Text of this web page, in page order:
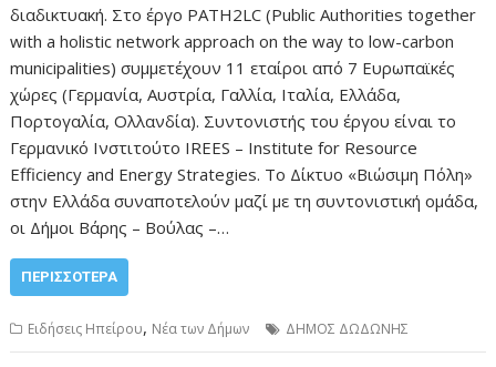
διαδικτυακή. Στο έργο PATH2LC (Public Authorities together
with a holistic network approach on the way to low-carbon
municipalities) συμμετέχουν 11 εταίροι από 7 Ευρωπαϊκές
χώρες (Γερμανία, Αυστρία, Γαλλία, Ιταλία, Ελλάδα,
Πορτογαλία, Ολλανδία). Συντονιστής του έργου είναι το
Γερμανικό Ινστιτούτο IREES – Institute for Resource
Efficiency and Energy Strategies. Το Δίκτυο «Βιώσιμη Πόλη»
στην Ελλάδα συναποτελούν μαζί με τη συντονιστική ομάδα,
οι Δήμοι Βάρης – Βούλας –…
ΠΕΡΙΣΣΌΤΕΡΑ
Ειδήσεις Ηπείρου, Νέα των Δήμων ΔΗΜΟΣ ΔΩΔΩΝΗΣ